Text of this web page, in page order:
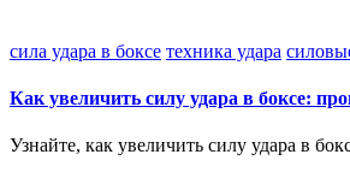
сила удара в боксе техника удара
Как увеличить силу удара в боксе:
Узнайте, как увеличить силу удара в